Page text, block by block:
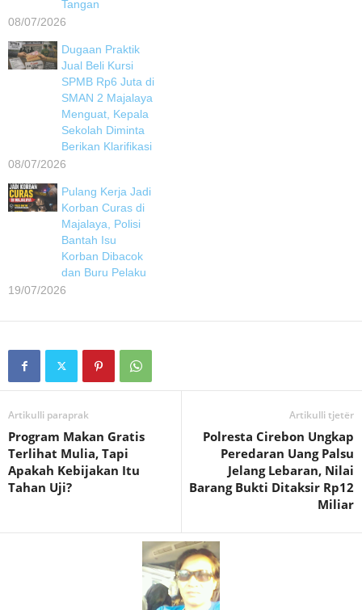
Tangan
08/07/2026
Dugaan Praktik
Jual Beli Kursi
SPMB Rp6 Juta di
SMAN 2 Majalaya
Menguat, Kepala
Sekolah Diminta
Berikan Klarifikasi
08/07/2026
Pulang Kerja Jadi
Korban Curas di
Majalaya, Polisi
Bantah Isu
Korban Dibacok
dan Buru Pelaku
19/07/2026
Artikulli paraprak
Program Makan Gratis
Terlihat Mulia, Tapi
Apakah Kebijakan Itu
Tahan Uji?
Artikulli tjetër
Polresta Cirebon Ungkap
Peredaran Uang Palsu
Jelang Lebaran, Nilai
Barang Bukti Ditaksir Rp12
Miliar